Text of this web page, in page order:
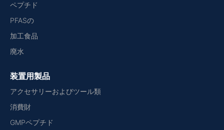
ペプチド
PFASの
加工食品
廃水
装置用製品
アクセサリーおよびツール類
消費財
GMPペプチド